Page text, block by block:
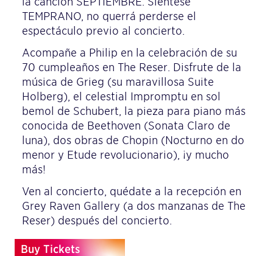
TEMPRANO, no querrá perderse el
espectáculo previo al concierto.
Acompañe a Philip en la celebración de su
70 cumpleaños en The Reser. Disfrute de la
música de Grieg (su maravillosa Suite
Holberg), el celestial Impromptu en sol
bemol de Schubert, la pieza para piano más
conocida de Beethoven (Sonata Claro de
luna), dos obras de Chopin (Nocturno en do
menor y Etude revolucionario), ¡y mucho
más!
Ven al concierto, quédate a la recepción en
Grey Raven Gallery (a dos manzanas de The
Reser) después del concierto.
Buy Tickets